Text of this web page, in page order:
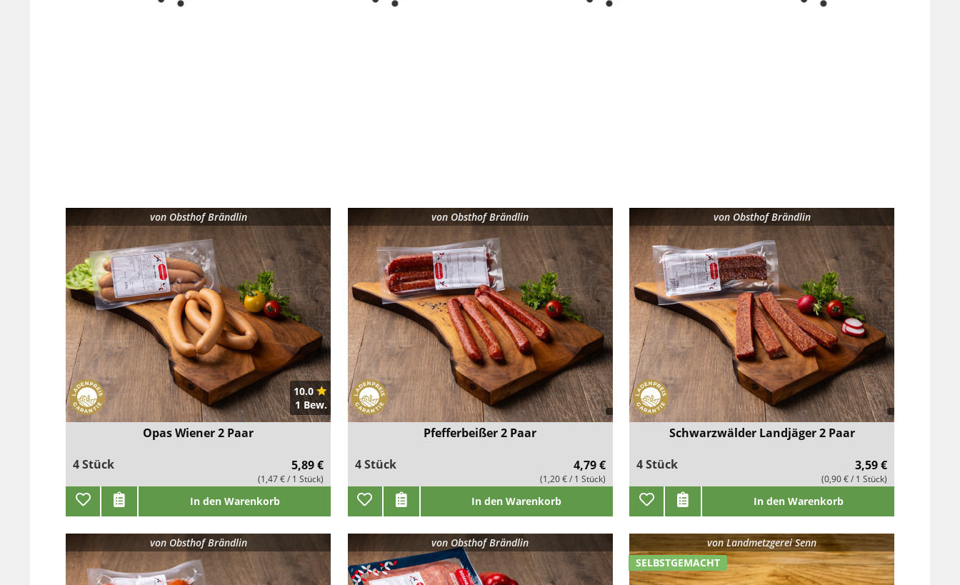
von Obsthof Brändlin
10.0
1 Bew.
Opas Wiener 2 Paar
4 Stück
5,89 €
(1,47 € / 1 Stück)
In den Warenkorb
von Obsthof Brändlin
Pfefferbeißer 2 Paar
4 Stück
4,79 €
(1,20 € / 1 Stück)
In den Warenkorb
von Obsthof Brändlin
Schwarzwälder Landjäger 2 Paar
4 Stück
3,59 €
(0,90 € / 1 Stück)
In den Warenkorb
von Obsthof Brändlin von Obsthof Brändlin
SELBSTGEMACHT
vonLandmetzgerei Senn